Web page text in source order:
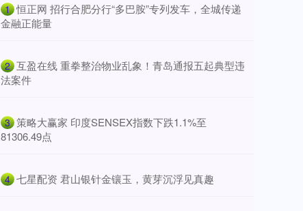
1 ​恒正网 招行合肥分行“多巴胺”专列发车，全城传递
金融正能量
2 ​互盈在线 重拳整治物业乱象！青岛通报五起典型违
法案件
3 ​策略大赢家 印度SENSEX指数下跌1.1%至
81306.49点
4 ​七星配资 君山银针金镶玉，黄芽沉浮见真趣